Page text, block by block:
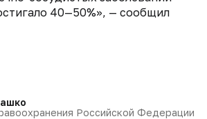
40—50%», — сообщил
Российской Федерации